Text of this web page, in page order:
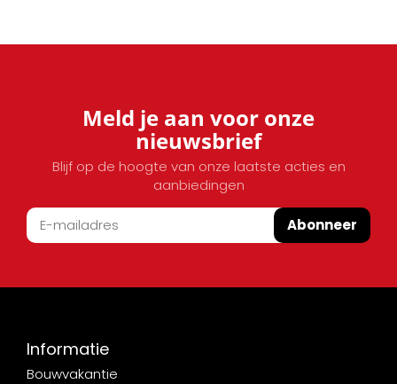
Meld je aan voor onze
nieuwsbrief
Blijf op de hoogte van onze laatste acties en
aanbiedingen
Abonneer
Informatie
Bouwvakantie